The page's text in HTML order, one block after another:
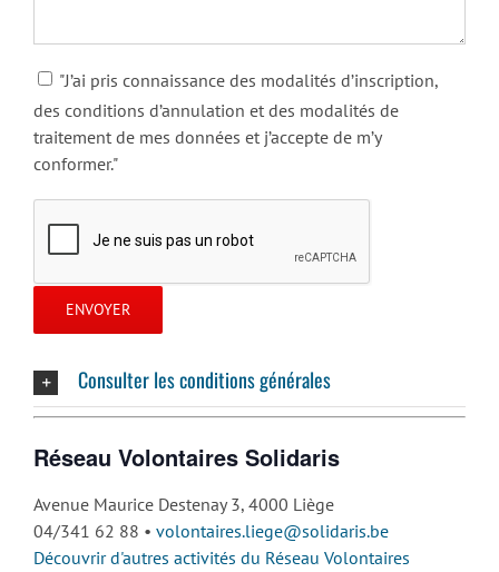
"J’ai pris connaissance des modalités d’inscription,
des conditions d’annulation et des modalités de
traitement de mes données et j’accepte de m’y
conformer."
Consulter les conditions générales
Réseau Volontaires Solidaris
Avenue Maurice Destenay 3, 4000 Liège
04/341 62 88 • volontaires.liege@solidaris.be
Découvrir d'autres activités du Réseau Volontaires